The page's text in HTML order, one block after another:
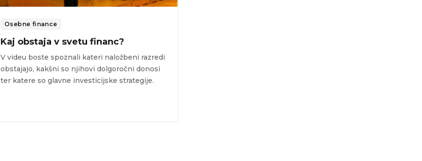
Osebne finance
Kaj obstaja v svetu financ?
V videu boste spoznali kateri naložbeni razredi
obstajajo, kakšni so njihovi dolgoročni donosi
ter katere so glavne investicijske strategije.